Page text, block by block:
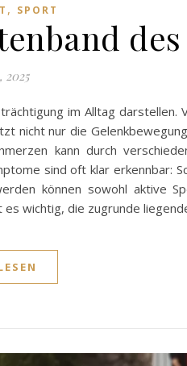
, SPORT
2025
im Alltag darstellen.
nicht nur die
kann durch
sind oft klar erkennbar:
können sowohl aktive
wichtig, die zugrunde